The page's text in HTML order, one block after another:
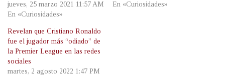
jueves, 25 marzo 2021 11:57 AM
En «Curiosidades»
En «Curiosidades»
Revelan que Cristiano Ronaldo
fue el jugador más “odiado” de
la Premier League en las redes
sociales
martes, 2 agosto 2022 1:47 PM